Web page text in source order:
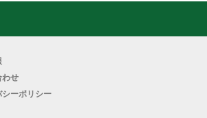
わせ
シーポリシー